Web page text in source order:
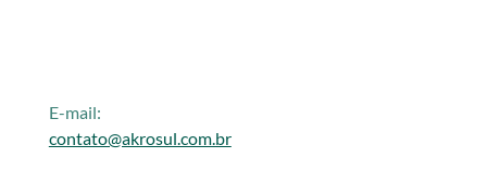
E-mail:
contato@akrosul.com.br